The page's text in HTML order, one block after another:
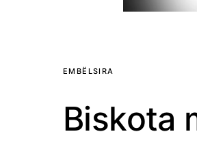
EMBËLSIRA
Biskota